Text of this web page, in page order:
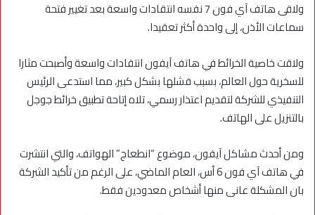
ولاقى هاتف آي فون 7 نفسه انتقادات واسعة بعد تغيير فتحة
سماعات الأذن، إلى واحدة أكثر تعقيدا.
ولاقت خاصية الخرائط في هاتف آيفون انتقادات واسعة وأصبحت مثارا
للسخرية حول العالم، بسبب فشلها بشكل كبير، مما استدعى الرئيس
التنفيذي للشركة لتقديم اعتذار رسمي، تلاه إتاحة تطبيق خرائط جوجل
بالتنزيل على الهاتف.
ومن أحدث مشاكل آيفون، موضوع “انطعاج” الهواتف، والتي انتشرت
في هاتف آي فون 6 أس، العام الماضي، على الرغم من تأكيد الشركة
بان المشكلة عانى منها أشخاص معدودين فقط.